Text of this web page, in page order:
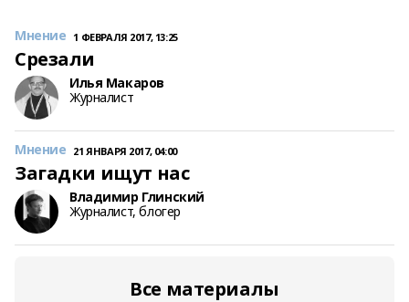
Срезали
Мнение 1 ФЕВРАЛЯ 2017, 13:25
Илья Макаров
Журналист
Загадки ищут нас
Мнение 21 ЯНВАРЯ 2017, 04:00
Владимир Глинский
Журналист, блогер
Все материалы